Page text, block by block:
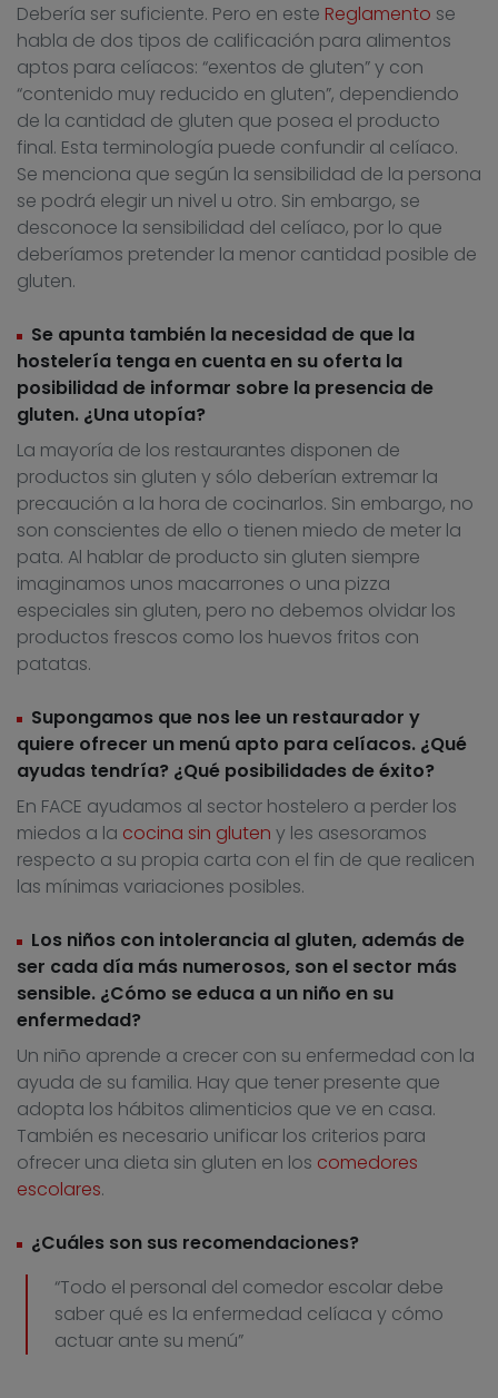
Debería ser suficiente. Pero en este Reglamento se
habla de dos tipos de calificación para alimentos
aptos para celíacos: “exentos de gluten” y con
“contenido muy reducido en gluten”, dependiendo
de la cantidad de gluten que posea el producto
final. Esta terminología puede confundir al celíaco.
Se menciona que según la sensibilidad de la persona
se podrá elegir un nivel u otro. Sin embargo, se
desconoce la sensibilidad del celíaco, por lo que
deberíamos pretender la menor cantidad posible de
gluten.
Se apunta también la necesidad de que la
hostelería tenga en cuenta en su oferta la
posibilidad de informar sobre la presencia de
gluten. ¿Una utopía?
La mayoría de los restaurantes disponen de
productos sin gluten y sólo deberían extremar la
precaución a la hora de cocinarlos. Sin embargo, no
son conscientes de ello o tienen miedo de meter la
pata. Al hablar de producto sin gluten siempre
imaginamos unos macarrones o una pizza
especiales sin gluten, pero no debemos olvidar los
productos frescos como los huevos fritos con
patatas.
Supongamos que nos lee un restaurador y
quiere ofrecer un menú apto para celíacos. ¿Qué
ayudas tendría? ¿Qué posibilidades de éxito?
En FACE ayudamos al sector hostelero a perder los
miedos a la cocina sin gluten y les asesoramos
respecto a su propia carta con el fin de que realicen
las mínimas variaciones posibles.
Los niños con intolerancia al gluten, además de
ser cada día más numerosos, son el sector más
sensible. ¿Cómo se educa a un niño en su
enfermedad?
Un niño aprende a crecer con su enfermedad con la
ayuda de su familia. Hay que tener presente que
adopta los hábitos alimenticios que ve en casa.
También es necesario unificar los criterios para
ofrecer una dieta sin gluten en los comedores
escolares.
¿Cuáles son sus recomendaciones?
“Todo el personal del comedor escolar debe
saber qué es la enfermedad celíaca y cómo
actuar ante su menú”